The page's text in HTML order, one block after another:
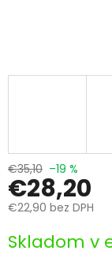
€35,10 –19 %
€28,20
€22,90 bez DPH
cena:
Skladom v